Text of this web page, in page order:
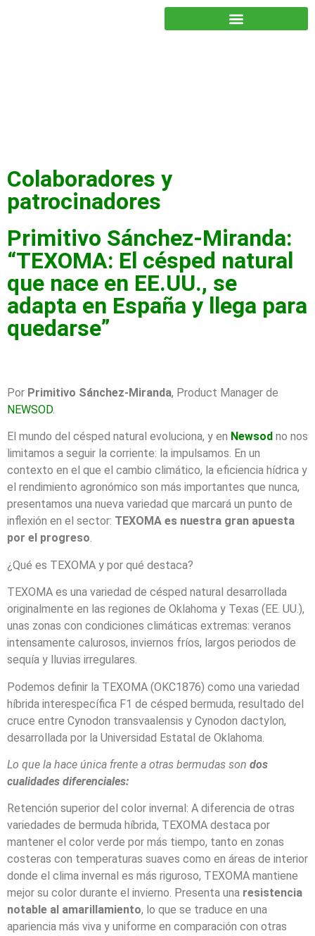
Colaboradores y
patrocinadores
Primitivo Sánchez-Miranda:
“TEXOMA: El césped natural
que nace en EE.UU., se
adapta en España y llega para
quedarse”
Por Primitivo Sánchez-Miranda, Product Manager de
NEWSOD.
El mundo del césped natural evoluciona, y en Newsod no nos
limitamos a seguir la corriente: la impulsamos. En un
contexto en el que el cambio climático, la eficiencia hídrica y
el rendimiento agronómico son más importantes que nunca,
presentamos una nueva variedad que marcará un punto de
inflexión en el sector: TEXOMA es nuestra gran apuesta
por el progreso.
¿Qué es TEXOMA y por qué destaca?
TEXOMA es una variedad de césped natural desarrollada
originalmente en las regiones de Oklahoma y Texas (EE. UU.),
unas zonas con condiciones climáticas extremas: veranos
intensamente calurosos, inviernos fríos, largos periodos de
sequía y lluvias irregulares.
Podemos definir la TEXOMA (OKC1876) como una variedad
híbrida interespecífica F1 de césped bermuda, resultado del
cruce entre Cynodon transvaalensis y Cynodon dactylon,
desarrollada por la Universidad Estatal de Oklahoma.
Lo que la hace única frente a otras bermudas son dos
cualidades diferenciales:
Retención superior del color invernal: A diferencia de otras
variedades de bermuda híbrida, TEXOMA destaca por
mantener el color verde por más tiempo, tanto en zonas
costeras con temperaturas suaves como en áreas de interior
donde el clima invernal es más riguroso, TEXOMA mantiene
mejor su color durante el invierno. Presenta una resistencia
notable al amarillamiento, lo que se traduce en una
apariencia más viva y uniforme en comparación con otras